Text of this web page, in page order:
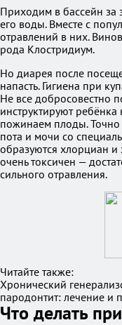
Приходим в бассейн за
его воды. Вместе с
отравлений в них.
рода Клостридиум.
Но диарея после
напасть. Гигиена при
Не все добросовестно
инструктируют
пожинаем плоды. Точно
пота и мочи со
образуются хлорциан
очень токсичен —
сильного отравления.
Читайте также:
Хронический
пародонтит: лечение и
Что делать